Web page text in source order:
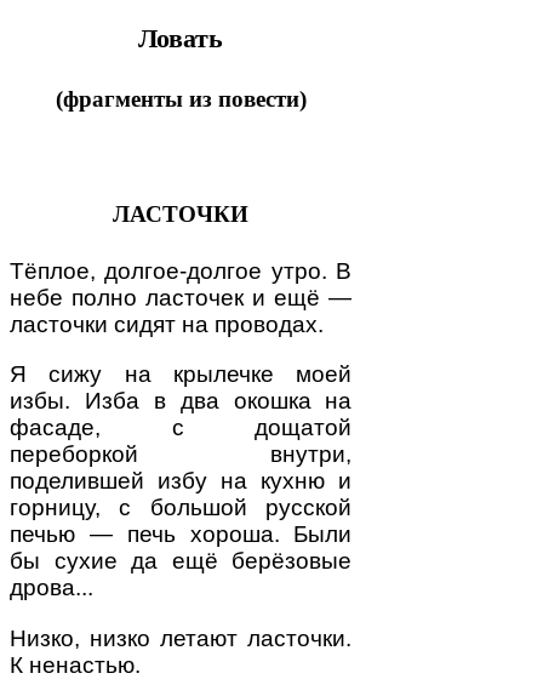
Ловать
(фрагменты из повести)
ЛАСТОЧКИ
Тёплое, долгое-долгое утро. В
небе полно ласточек и ещё —
ласточки сидят на проводах.
Я сижу на крылечке моей
избы. Изба в два окошка на
фасаде, с дощатой
переборкой внутри,
поделившей избу на кухню и
горницу, с большой русской
печью — печь хороша. Были
бы сухие да ещё берёзовые
дрова...
Низко, низко летают ласточки.
К ненастью.